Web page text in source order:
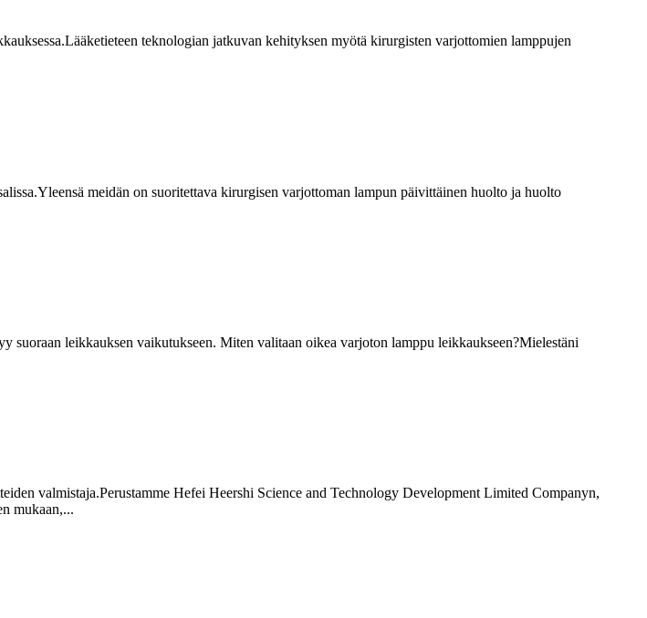
teknologian jatkuvan kehityksen myötä kirurgisten varjottomien lamppujen
meidän on suoritettava kirurgisen varjottoman lampun päivittäinen huolto ja huolto
leikkauksen vaikutukseen. Miten valitaan oikea varjoton lamppu leikkaukseen?Mielestäni
valmistaja.Perustamme Hefei Heershi Science and Technology Development Limited Companyn,
mukaan,...